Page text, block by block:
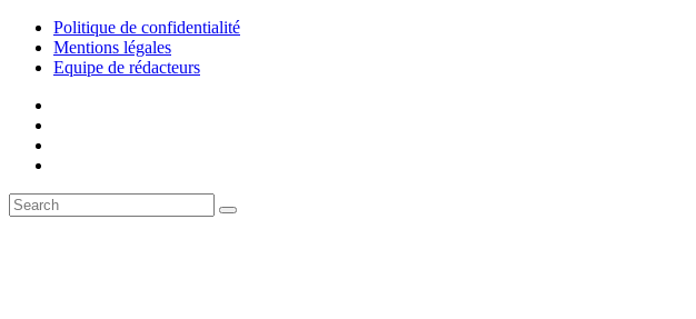
Politique de confidentialité
Mentions légales
Equipe de rédacteurs